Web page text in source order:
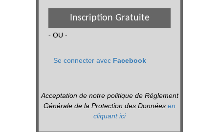
Inscription Gratuite
- OU -
Se connecter avec Facebook
Acceptation de notre politique de Réglement
Générale de la Protection des Données en
cliquant ici